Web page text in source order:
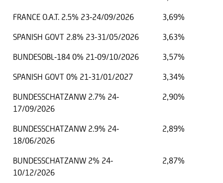
FRANCE O.A.T. 2.5% 23-24/09/2026
3,69%
SPANISH GOVT 2.8% 23-31/05/2026
3,63%
BUNDESOBL-184 0% 21-09/10/2026
3,57%
SPANISH GOVT 0% 21-31/01/2027
3,34%
BUNDESSCHATZANW 2.7% 24-
17/09/2026
2,90%
BUNDESSCHATZANW 2.9% 24-
18/06/2026
2,89%
BUNDESSCHATZANW 2% 24-
10/12/2026
2,87%